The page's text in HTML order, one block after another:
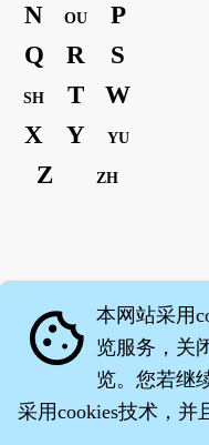
N
OU
P
Q
R S
SH T
W
X
Y YU
Z ZH
cookie 本网站采用
览服务，关
览。您若继
采用cookies技术，并